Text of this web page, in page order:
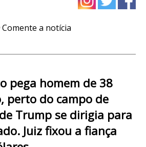
Comente a notícia
pega homem de 38
perto do campo de
Trump se dirigia para
Juiz fixou a fiança